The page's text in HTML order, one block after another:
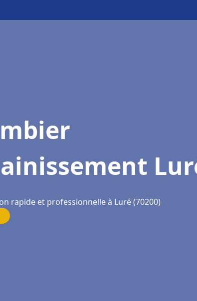
rapide et professionnelle à Luré (70200)